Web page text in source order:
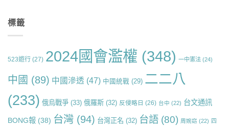
標籤
523遊行 (27) 2024國會濫權 (348) 一中憲法 (24)
中國 (89) 中國滲透 (47) 中國統戰 (29) 二二八
(233) 俄烏戰爭 (33) 俄羅斯 (32) 反侵略日 (26) 台中 (22) 台文通訊
BONG報 (38) 台灣 (94) 台灣正名 (32) 台語 (80) 周婉窈 (22) 四